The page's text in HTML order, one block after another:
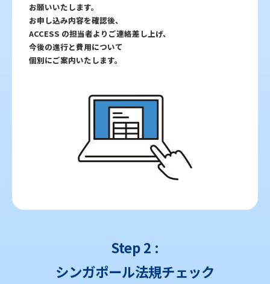
お願いいたします。
お申し込み内容を確認後、
ACCESS の担当者よりご連絡差し上げ、
今後の進行と費用について
個別にご案内いたします。
Step 2 :
シンガポール法規チェック